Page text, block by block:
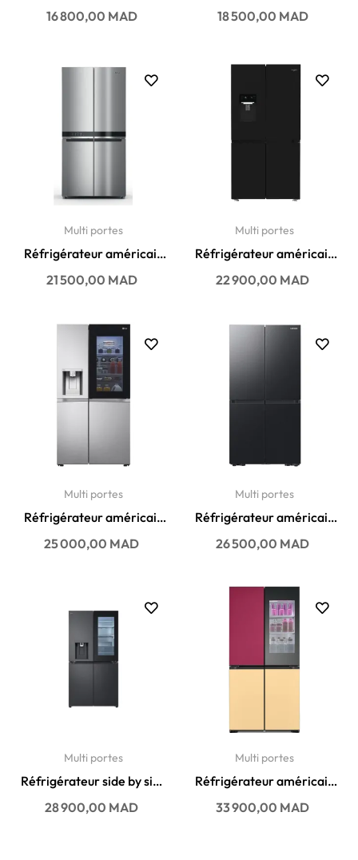
Beko No Frost 630...
Prix
16 800,00 MAD
Arthur martin No Frost...
Prix
18 500,00 MAD
Multi portes
Réfrigérateur américain
Whirlpool No Frost 594...
Prix
21 500,00 MAD
Multi portes
Réfrigérateur américain
Whirlpool No Frost 591...
Prix
22 900,00 MAD
Multi portes
Réfrigérateur américain
LG No Frost 635 litres...
Prix
25 000,00 MAD
Multi portes
Réfrigérateur américain
Samsung No Frost 602...
Prix
26 500,00 MAD
Multi portes
Réfrigérateur side by side
LG No Frost 601...
Prix
28 900,00 MAD
Multi portes
Réfrigérateur américain
LG No Frost 671 litres...
Prix
33 900,00 MAD